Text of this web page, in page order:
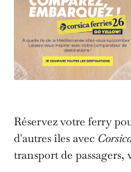
Réservez votre ferry
d'autres îles avec
transport de passagers,